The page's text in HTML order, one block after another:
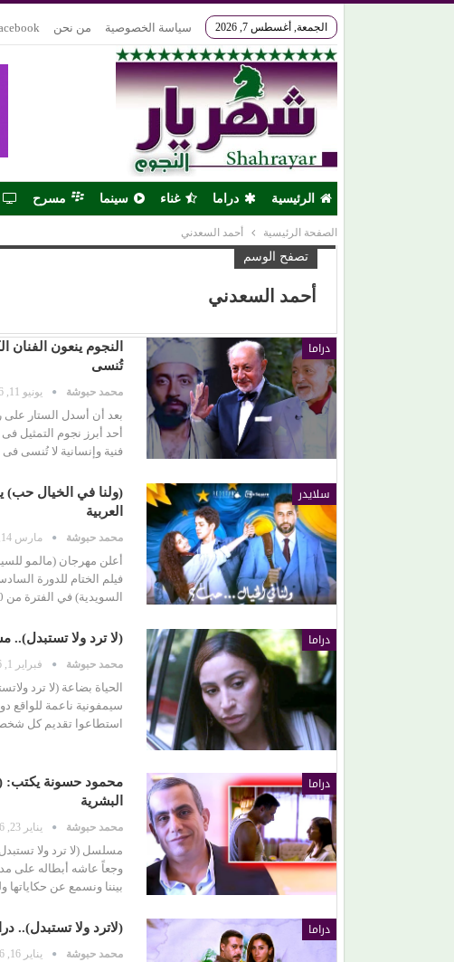
الجمعة, أغسطس 7, 2026 سياسة الخصوصية من نحن
الرئيسية دراما غناء سينما مسرح
الصفحة الرئيسية أحمد السعدني
تصفح الوسم
أحمد السعدني
دراما
النجوم ينعون
تُنسى
محمد حبوشة يونيو 11, 2026
بعد أن أسدل الستار على
أحد أبرز نجوم التمثيل
فنية وإنسانية لا تُنسى
سلايدر
(ولنا في الخيال حب)
العربية
محمد حبوشة مارس 14, 2026
أعلن مهرجان (مالمو
فيلم الختام للدورة
السويدية) في الفترة من 10 الى 16 أبريل 2026 وفيلم (ولنا في الخيال.. حب)…
دراما (لا ترد ولا تستبدل)..
محمد حبوشة فبراير 1, 2026
الحياة بضاعة (لا ترد
سيمفونية ناعمة للواقع
استطاعوا تقديم كل
دراما
محمود حسونة يكتب:
البشرية
محمد حبوشة يناير 23, 2026
مسلسل (لا ترد ولا
وجعاً عاشه أبطاله على
بيننا ونسمع عن
دراما (لاترد ولا تستبدل)..
محمد حبوشة يناير 16, 2026
(سحر رامي).. امرأة اختارت الكرامة على مطاردة